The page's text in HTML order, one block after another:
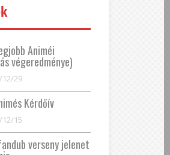
Animéi
végeredménye)
12/29
Kérdőív
12/15
verseny jelenet